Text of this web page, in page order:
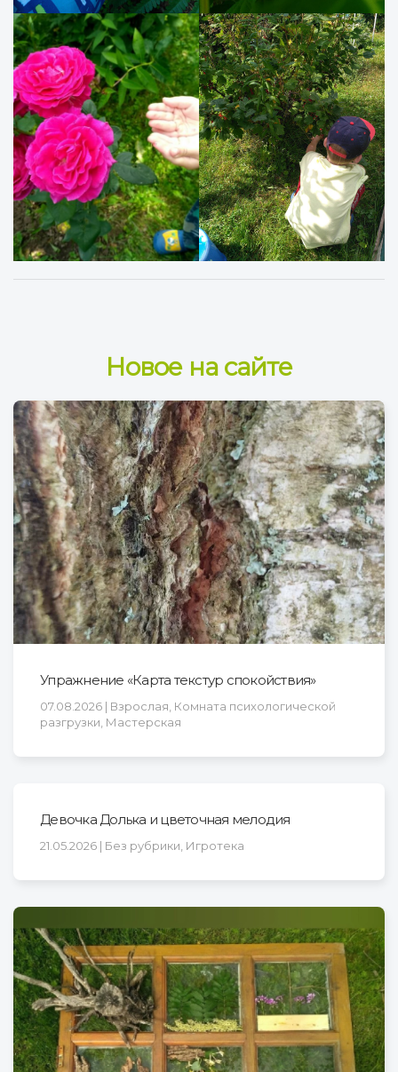
Новое на сайте
Упражнение «Карта текстур спокойствия»
07.08.2026 | Взрослая, Комната психологической
разгрузки, Мастерская
Девочка Долька и цветочная мелодия
21.05.2026 | Без рубрики, Игротека